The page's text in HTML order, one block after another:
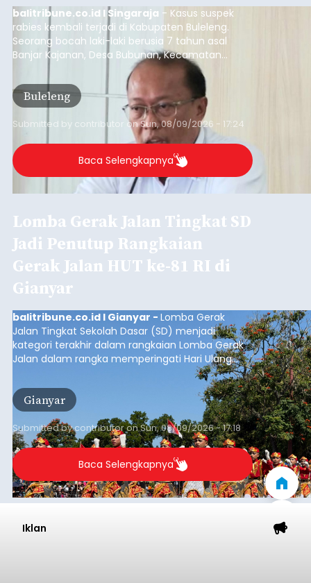
balitribune.co.id I Singaraja - Kasus suspek
rabies kembali terjadi di Kabupaten Buleleng.
Seorang bocah laki-laki berusia 7 tahun asal
Banjar Kajanan, Desa Bubunan, Kecamatan
Seririt, dilaporkan mengalami gejala khas rabies
setelah sebelumnya digigit anjing pada awal Juni
2026.
Buleleng
Submitted by contributor onSun, 08/09/2026 - 17:24
Baca Selengkapnya
Lomba Gerak Jalan Tingkat SD
Jadi Penutup Rangkaian
Gerak Jalan HUT ke-81 RI di
Gianyar
balitribune.co.id I Gianyar - Lomba Gerak
Jalan Tingkat Sekolah Dasar (SD) menjadi
kategori terakhir dalam rangkaian Lomba Gerak
Jalan dalam rangka memperingati Hari Ulang
Tahun (HUT) ke-81 Kemerdekaan Republik
Indonesia Tahun 2026 di Kabupaten Gianyar.
Gianyar
Submitted bycontributoronSun, 08/09/2026 - 17:18
Baca Selengkapnya
Iklan